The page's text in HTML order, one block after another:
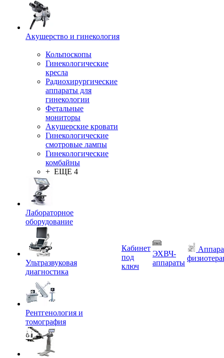
Акушерство и гинекология
Кольпоскопы
Гинекологические
кресла
Радиохирургические
аппараты для
гинекологии
Фетальные
мониторы
Акушерские кровати
Гинекологические
смотровые лампы
Гинекологические
комбайны
+ ЕЩЕ 4
Лабораторное
оборудование
Ультразвуковая
диагностика
Рентгенология и
томография
Кабинет
под
ключ
ЭХВЧ-
аппараты